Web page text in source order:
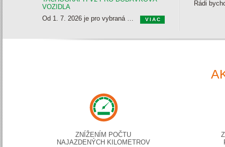
VOZIDLA
Od 1. 7. 2026 je pro vybraná dodávková vozidla v mezinárodní dopravě povinný chytrý tachograf 2. generace. Pro plné využití přenosu dat do Webdispečinku je nutné, zajistit dopojení k telematické jednotce Vetronics nebo EVA OBU.
VIAC
ZNÍŽENÍM POČTU
NAJAZDENÝCH KILOMETROV